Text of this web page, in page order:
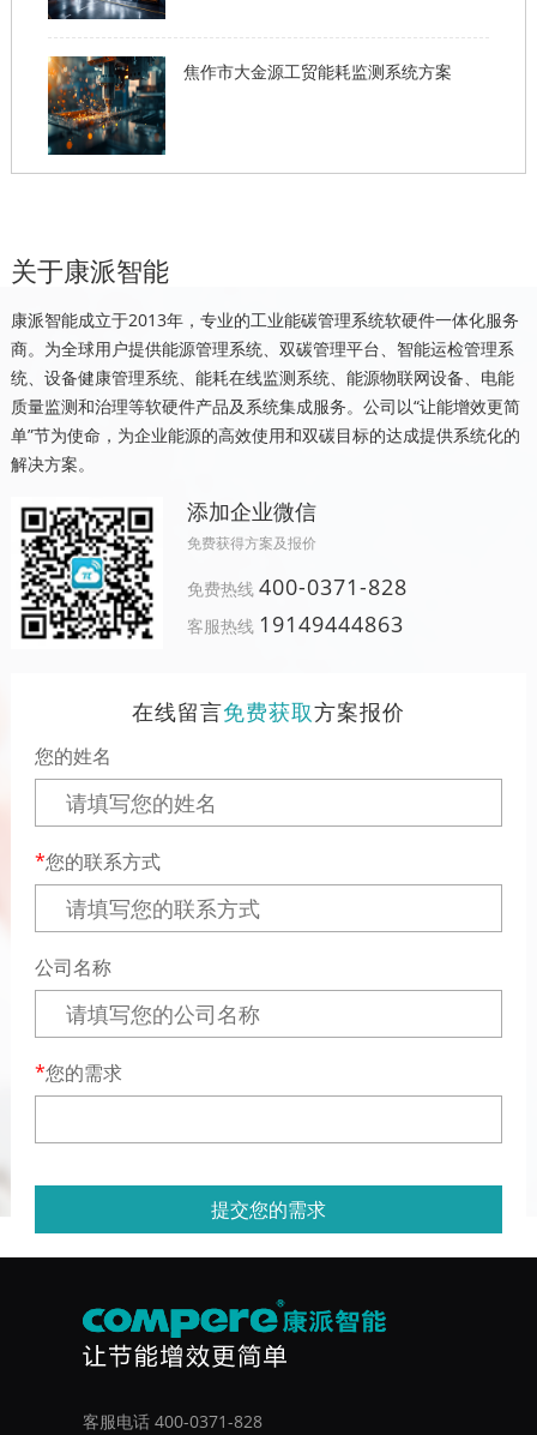
焦作市大金源工贸能耗监测系统方案
关于康派智能
康派智能成立于2013年，专业的工业能碳管理系统软硬件一体化服务
商。为全球用户提供能源管理系统、双碳管理平台、智能运检管理系
统、设备健康管理系统、能耗在线监测系统、能源物联网设备、电能
质量监测和治理等软硬件产品及系统集成服务。公司以“让能增效更简
单”节为使命，为企业能源的高效使用和双碳目标的达成提供系统化的
解决方案。
添加企业微信
免费获得方案及报价
免费热线 400-0371-828
客服热线 19149444863
在线留言免费获取方案报价
您的姓名
您的联系方式
公司名称
您的需求
提交您的需求
客服电话 400-0371-828